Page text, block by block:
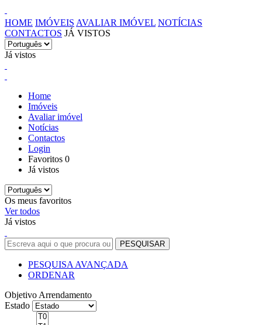
HOME IMÓVEIS AVALIAR IMÓVEL NOTÍCIAS
CONTACTOS JÁ VISTOS
Já vistos
Home
Imóveis
Avaliar imóvel
Notícias
Contactos
Login
Favoritos 0
Já vistos
Os meus favoritos
Ver todos
Já vistos
PESQUISA AVANÇADA
ORDENAR
Objetivo Arrendamento
Estado